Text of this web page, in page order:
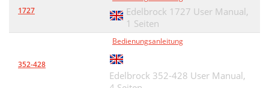
1727
Edelbrock 1727 User Manual,
1 Seiten
352-428
Bedienungsanleitung
Edelbrock 352-428 User Manual,